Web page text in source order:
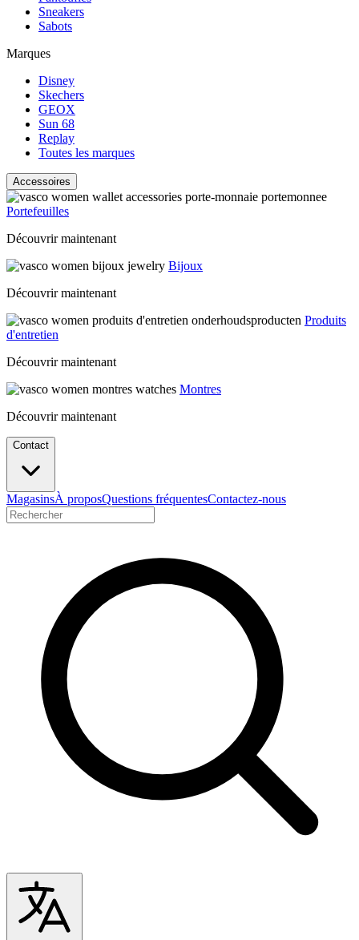
Sneakers
Sabots
Marques
Disney
Skechers
GEOX
Sun 68
Replay
Toutes les marques
Accessoires
Portefeuilles
Découvrir maintenant
Bijoux
Découvrir maintenant
Produits
d'entretien
Découvrir maintenant
Montres
Découvrir maintenant
Contact
MagasinsÀ proposQuestions fréquentesContactez-nous